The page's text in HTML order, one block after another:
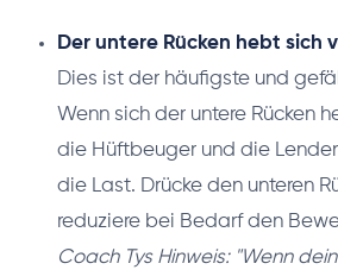
Der untere Rücken hebt sich
Dies ist der häufigste und
Wenn sich der untere Rücken
die Hüftbeuger und die
die Last. Drücke den unteren
reduziere bei Bedarf den
Coach Tys Hinweis: "Wenn